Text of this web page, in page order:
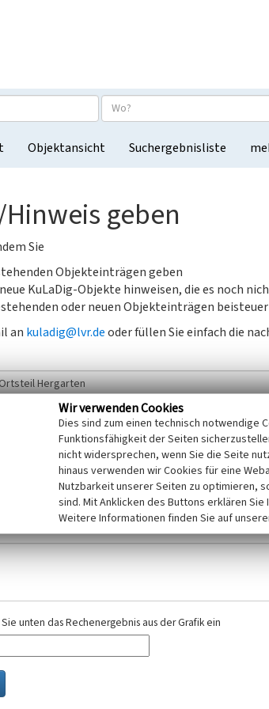
Objektansicht Suchergebnisliste
geben
Sie
Objekteinträgen geben
KuLaDig-Objekte hinweisen, die es noch
oder neuen Objekteinträgen
an kuladig@lvr.deoder füllen Sie einfach die
Ihres Namens und Ihrer E-Mail-Adresse. Ihre
entsprechend der Vorschriften des
DSGVO) vertraulich behandelt, beachten Sie bitte
unten das Rechenergebnis aus der Grafik ein
Wir verwenden Cookies
Dies sind zum einen technisch notwendige
Funktionsfähigkeit der Seiten
nicht widersprechen, wenn Sie die Seite
hinaus verwenden wir Cookies für eine
Nutzbarkeit unserer Seiten zu optimieren,
sind. Mit Anklicken des Buttons erklären Sie
Weitere Informationen finden Sie auf